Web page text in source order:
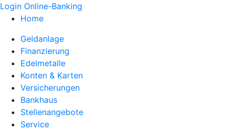
Login Online-Banking
Home
Geldanlage
Finanzierung
Edelmetalle
Konten & Karten
Versicherungen
Bankhaus
Stellenangebote
Service